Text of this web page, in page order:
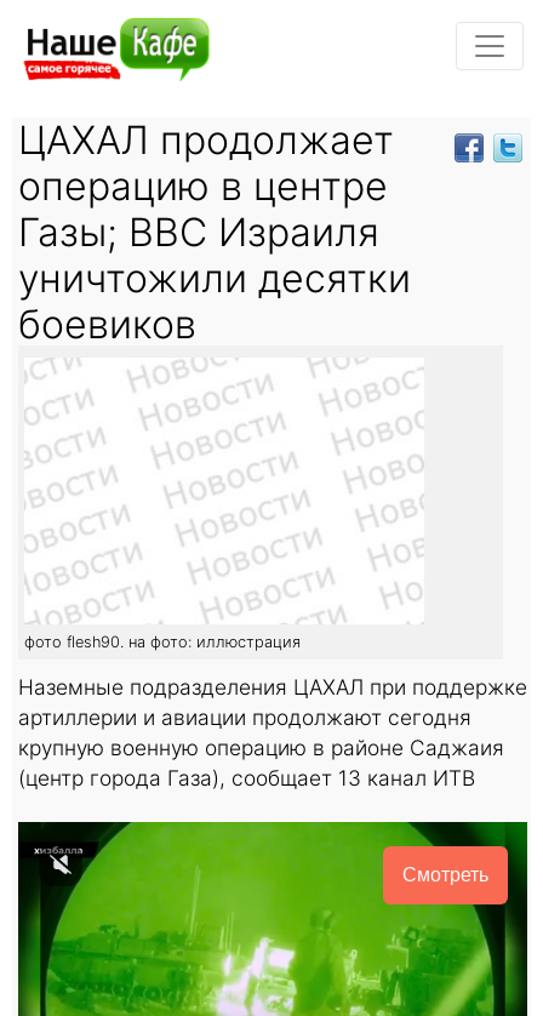
ЦАХАЛ продолжает
операцию в центре
Газы; ВВС Израиля
уничтожили десятки
боевиков
фото flesh90. на фото: иллюстрация
Наземные подразделения ЦАХАЛ при поддержке
артиллерии и авиации продолжают сегодня
крупную военную операцию в районе Саджаия
(центр города Газа), сообщает 13 канал ИТВ
Смотреть